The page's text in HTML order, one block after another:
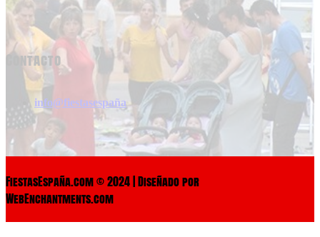
Contacto
info@fiestasespaña
FiestasEspaña.com © 2024 | Diseñado por
WebEnchantments.com